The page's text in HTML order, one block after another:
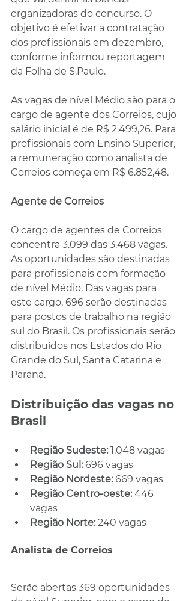
organizadoras do concurso. O
objetivo é efetivar a contratação
dos profissionais em dezembro,
conforme informou reportagem
da Folha de S.Paulo.
As vagas de nível Médio são para o
cargo de agente dos Correios, cujo
salário inicial é de R$ 2.499,26. Para
profissionais com Ensino Superior,
a remuneração como analista de
Correios começa em R$ 6.852,48.
Agente de Correios
O cargo de agentes de Correios
concentra 3.099 das 3.468 vagas.
As oportunidades são destinadas
para profissionais com formação
de nível Médio. Das vagas para
este cargo, 696 serão destinadas
para postos de trabalho na região
sul do Brasil. Os profissionais serão
distribuídos nos Estados do Rio
Grande do Sul, Santa Catarina e
Paraná.
Distribuição das vagas no
Brasil
Região Sudeste: 1.048 vagas
Região Sul: 696 vagas
Região Nordeste: 669 vagas
Região Centro-oeste: 446
vagas
Região Norte: 240 vagas
Analista de Correios
Serão abertas 369 oportunidades